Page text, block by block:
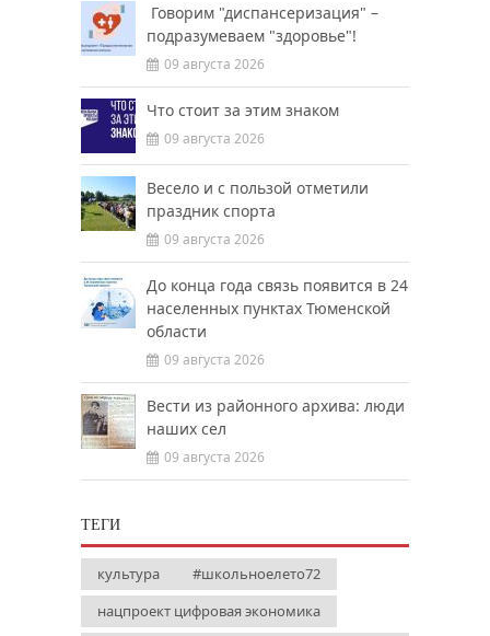
Говорим "диспансеризация" –
подразумеваем "здоровье"!
09 августа 2026
Что стоит за этим знаком
09 августа 2026
Весело и с пользой отметили
праздник спорта
09 августа 2026
До конца года связь появится в 24
населенных пунктах Тюменской
области
09 августа 2026
Вести из районного архива: люди
наших сел
09 августа 2026
ТЕГИ
культура
#школьноелето72
нацпроект цифровая экономика